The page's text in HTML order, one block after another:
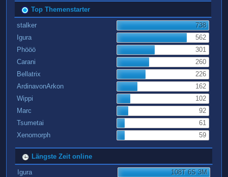
Top Themenstarter
stalker
738
Igura
562
Phööö
301
Carani
260
Bellatrix
226
ArdinavonArkon
162
Wippi
102
Marc
92
Tsumetai
61
Xenomorph
59
Längste Zeit online
Igura
108T 6S 3M